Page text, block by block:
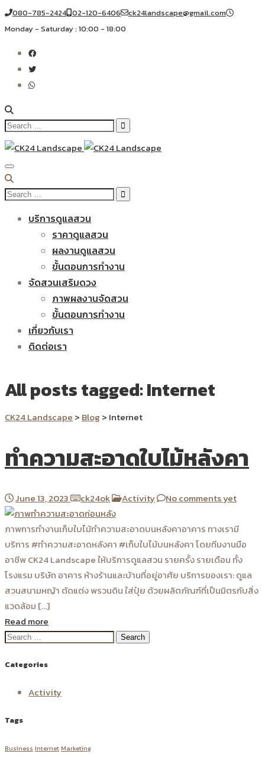
080-785-2424 02-120-6406
ck24landscape@gmail.com
Monday - Saturday : 10:00 - 18:00
Search
for:
Search
บริการดูแลสวน
ราคาดูแลสวน
ผลงานดูแลสวน
ขั้นตอนการทำงาน
จัดสวนเสริมดวง
ภาพผลงานจัดสวน
ขั้นตอนการทำงาน
เกี่ยวกับเรา
ติดต่อเรา
All posts tagged: Internet
CK24 Landscape > Blog > Internet
ทำความสะอาดใบไม้หลังคา
June 13, 2023 ck24ok Activity No comments yet
ภาพการทำงานเก็บใบไม้ทำความสะอาดบนหลังคาอาคาร ทางเรามี
บริการ #ทำความสะอาดหลังคา #เก็บใบไม้บนหลังคา โดยทีมงานมือ
อาชีพ CK24 Landscape ให้บริการดูแลสวน รายครั้ง รายเดือน ทั้ง
โรงแรม บริษัท อาคาร ห้างร้านและบ้านที่อยู่อาศัย บริการของเรา: ดูแล
สวนสนามหญ้า ตัดแต่ง พรวนดิน ใส่ปุ๋ย ด้วยผลิตภัณฑ์ที่เป็นมิตรกับสิ่ง
แวดล้อม [...]
Read more
Search
Categories
Activity
Tags
Business InternetMarketing